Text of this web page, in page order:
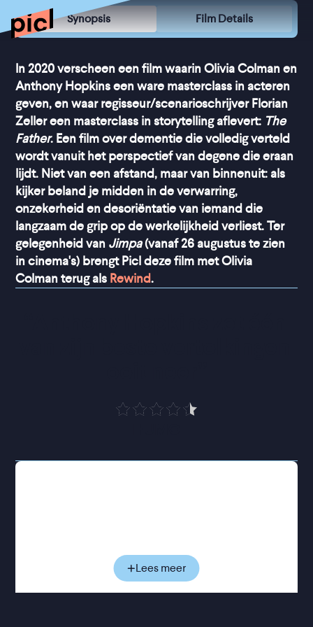
Synopsis Film Details
In 2020 verscheen een film waarin Olivia Colman en
Anthony Hopkins een ware masterclass in acteren
geven, en waar regisseur/scenarioschrijver Florian
Zeller een masterclass in storytelling aflevert: The
Father. Een film over dementie die volledig verteld
wordt vanuit het perspectief van degene die eraan
lijdt. Niet van een afstand, maar van binnenuit: als
kijker beland je midden in de verwarring,
onzekerheid en desoriëntatie van iemand die
langzaam de grip op de werkelijkheid verliest. Ter
gelegenheid van Jimpa(vanaf 26 augustus te zien
in cinema's) brengt Picl deze film met Olivia
Colman terug als Rewind.
De gepensioneerde Anthony woont alleen in zijn
plekken en momenten door elkaar. Zijn dochter
Anne probeert hem te helpen, maar merkt
tegelijkertijd hoe de vertrouwde band tussen hen
Lees meer